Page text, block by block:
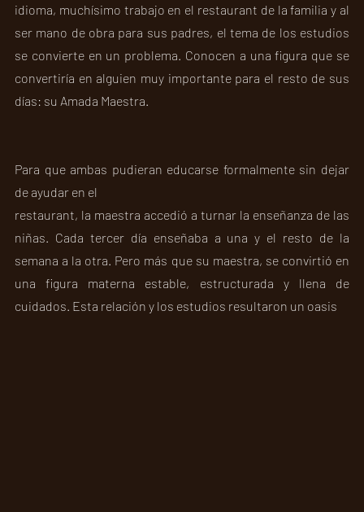
idioma, muchísimo trabajo en el restaurant de la familia y al
ser mano de obra para sus padres, el tema de los estudios
se convierte en un problema. Conocen a una figura que se
convertiría en alguien muy importante para el resto de sus
días: su Amada Maestra.
Para que ambas pudieran educarse formalmente sin dejar
de ayudar en el
restaurant, la maestra accedió a turnar la enseñanza de las
niñas. Cada tercer día enseñaba a una y el resto de la
semana a la otra. Pero más que su maestra, se convirtió en
una figura materna estable, estructurada y llena de
cuidados. Esta relación y los estudios resultaron un oasis